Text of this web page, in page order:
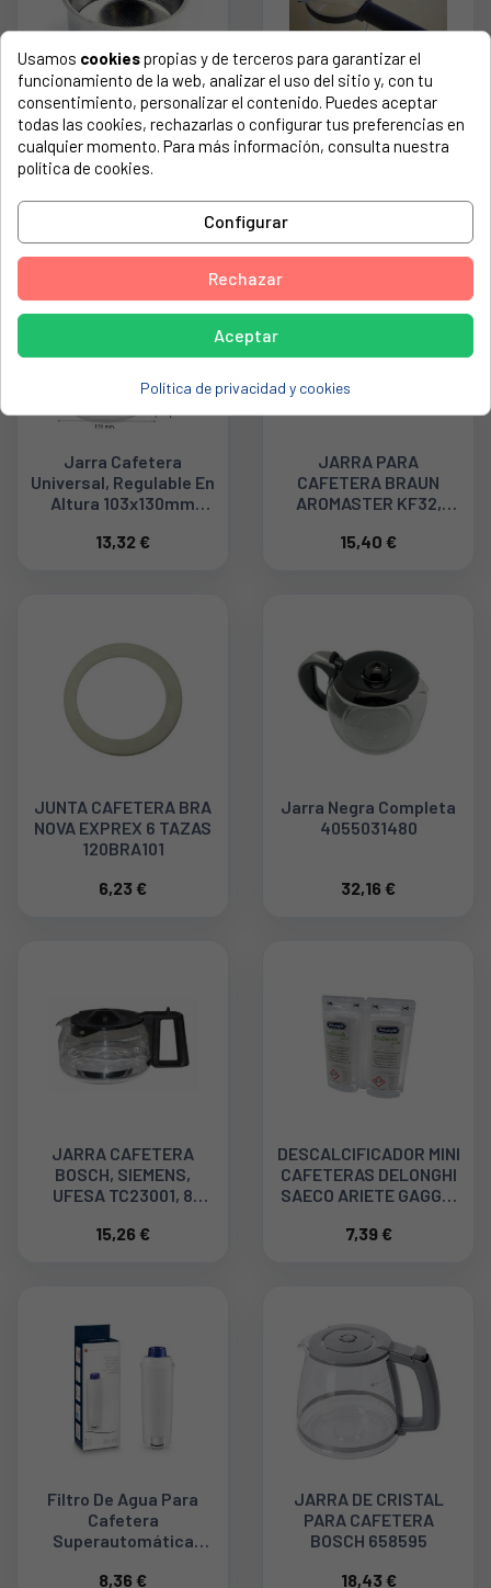
FILTRO CAFETERA 2
TAZAS, UNIVERSAL.
49FN158
Jarra Cafetera
Express Solac, Braun
Mango Largo, Negro
Jarra Cafetera
Universal, Regulable En
Altura 103x130mm
13,32 €
JARRA PARA
CAFETERA BRAUN
AROMASTER KF32,
15,40 €
JUNTA CAFETERA BRA
NOVA EXPREX 6 TAZAS
120BRA101
6,23 €
Jarra Negra Completa
4055031480
32,16 €
JARRA CAFETERA
BOSCH, SIEMENS,
UFESA TC23001, 8
15,26 €
DESCALCIFICADOR MINI
CAFETERAS DELONGHI
SAECO ARIETE GAGGIA
5513292821
7,39 €
Filtro De Agua Para
Cafetera
Superautomática
DLSC002
8,36 €
JARRA DE CRISTAL
PARA CAFETERA
BOSCH 658595
18,43 €
Usamos cookiespropias y de terceros para garantizar el
funcionamiento de la web, analizar el uso del sitio y, con tu
consentimiento, personalizar el contenido. Puedes aceptar
todas las cookies, rechazarlas o configurar tus preferencias en
cualquier momento. Para más información, consulta nuestra
política de cookies.
Configurar
Rechazar
Aceptar
Política de privacidad y cookies